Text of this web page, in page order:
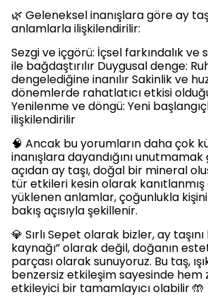
🌿 Geleneksel inanışlara göre ay
anlamlarla ilişkilendirilir:
Sezgi ve içgörü: İçsel farkındalık ve
ile bağdaştırılır Duygusal denge:
dengelediğine inanılır Sakinlik ve
dönemlerde rahatlatıcı etkisi
Yenilenme ve döngü: Yeni
ilişkilendirilir
🧠 Ancak bu yorumların daha çok
inanışlara dayandığını
açıdan ay taşı, doğal bir mineral
tür etkileri kesin olarak
yüklenen anlamlar, çoğunlukla
bakış açısıyla şekillenir.
💎 Sırlı Sepet olarak bizler, ay
kaynağı” olarak değil, doğanın
parçası olarak sunuyoruz. Bu taş,
benzersiz etkileşim sayesinde hem
etkileyici bir tamamlayıcı olabilir 🤲